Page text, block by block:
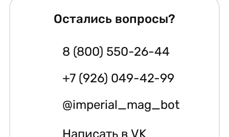
Остались вопросы?
8 (800) 550-26-44
+7 (926) 049-42-99
@imperial_mag_bot
Написать в VK